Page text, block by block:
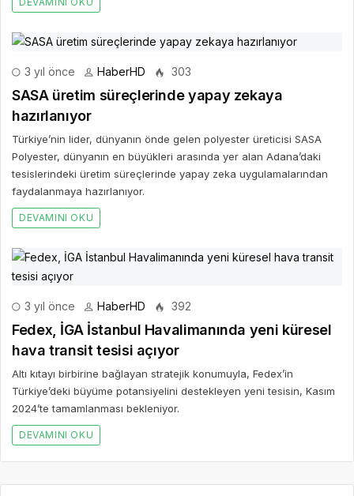
3 yıl önce HaberHD 303
SASA üretim süreçlerinde yapay zekaya
hazırlanıyor
Türkiye’nin lider, dünyanın önde gelen polyester üreticisi SASA
Polyester, dünyanın en büyükleri arasında yer alan Adana’daki
tesislerindeki üretim süreçlerinde yapay zeka uygulamalarından
faydalanmaya hazırlanıyor.
DEVAMINI OKU
3 yıl önce HaberHD 392
Fedex, İGA İstanbul Havalimanında yeni küresel
hava transit tesisi açıyor
Altı kıtayı birbirine bağlayan stratejik konumuyla, Fedex’in
Türkiye’deki büyüme potansiyelini destekleyen yeni tesisin, Kasım
2024’te tamamlanması bekleniyor.
DEVAMINI OKU